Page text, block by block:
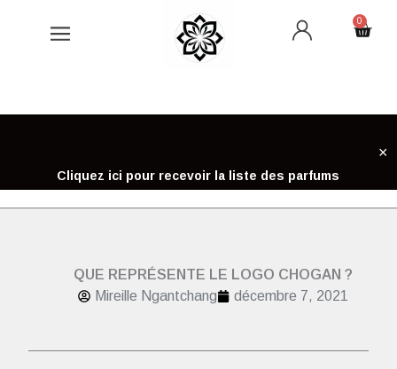
0
Cart
Cliquez ici pour recevoir la liste des parfums
×
QUE REPRÉSENTE LE LOGO CHOGAN ?
Mireille Ngantchang
décembre 7, 2021